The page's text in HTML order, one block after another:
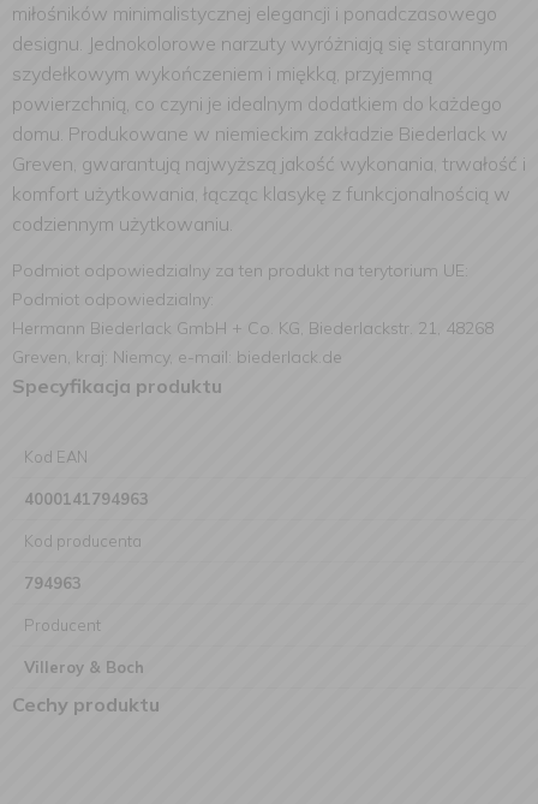
miłośników minimalistycznej elegancji i ponadczasowego
designu. Jednokolorowe narzuty wyróżniają się starannym
szydełkowym wykończeniem i miękką, przyjemną
powierzchnią, co czyni je idealnym dodatkiem do każdego
domu. Produkowane w niemieckim zakładzie Biederlack w
Greven, gwarantują najwyższą jakość wykonania, trwałość i
komfort użytkowania, łącząc klasykę z funkcjonalnością w
codziennym użytkowaniu.
Podmiot odpowiedzialny za ten produkt na terytorium UE:
Podmiot odpowiedzialny:
Hermann Biederlack GmbH + Co. KG, Biederlackstr. 21, 48268
Greven, kraj: Niemcy, e-mail: biederlack.de
Specyfikacja produktu
Kod EAN
4000141794963
Kod producenta
794963
Producent
Villeroy & Boch
Cechy produktu